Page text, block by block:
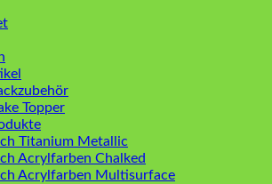
Topper
Titanium Metallic
Acrylfarben Chalked
Acrylfarben Multisurface